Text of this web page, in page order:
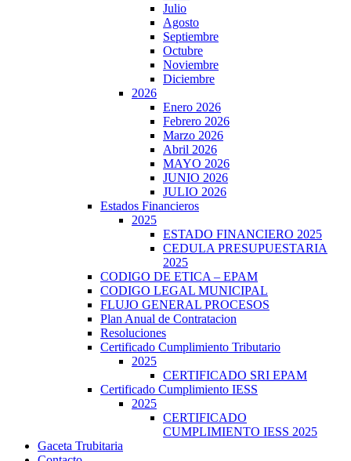
Julio
Agosto
Septiembre
Octubre
Noviembre
Diciembre
2026
Enero 2026
Febrero 2026
Marzo 2026
Abril 2026
MAYO 2026
JUNIO 2026
JULIO 2026
Estados Financieros
2025
ESTADO FINANCIERO 2025
CEDULA PRESUPUESTARIA
2025
CODIGO DE ETICA – EPAM
CODIGO LEGAL MUNICIPAL
FLUJO GENERAL PROCESOS
Plan Anual de Contratacion
Resoluciones
Certificado Cumplimiento Tributario
2025
CERTIFICADO SRI EPAM
Certificado Cumplimiento IESS
2025
CERTIFICADO
CUMPLIMIENTO IESS 2025
Gaceta Trubitaria